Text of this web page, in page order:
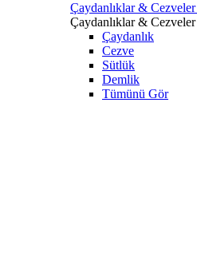
Çaydanlıklar & Cezveler
Çaydanlıklar & Cezveler
Çaydanlık
Cezve
Sütlük
Demlik
Tümünü Gör